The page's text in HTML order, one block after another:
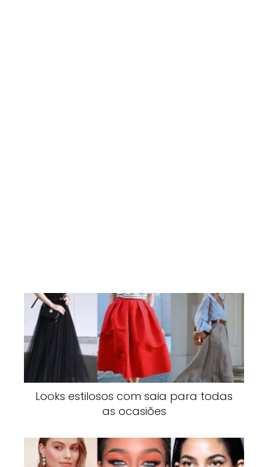
Looks estilosos com saia para todas
as ocasiões